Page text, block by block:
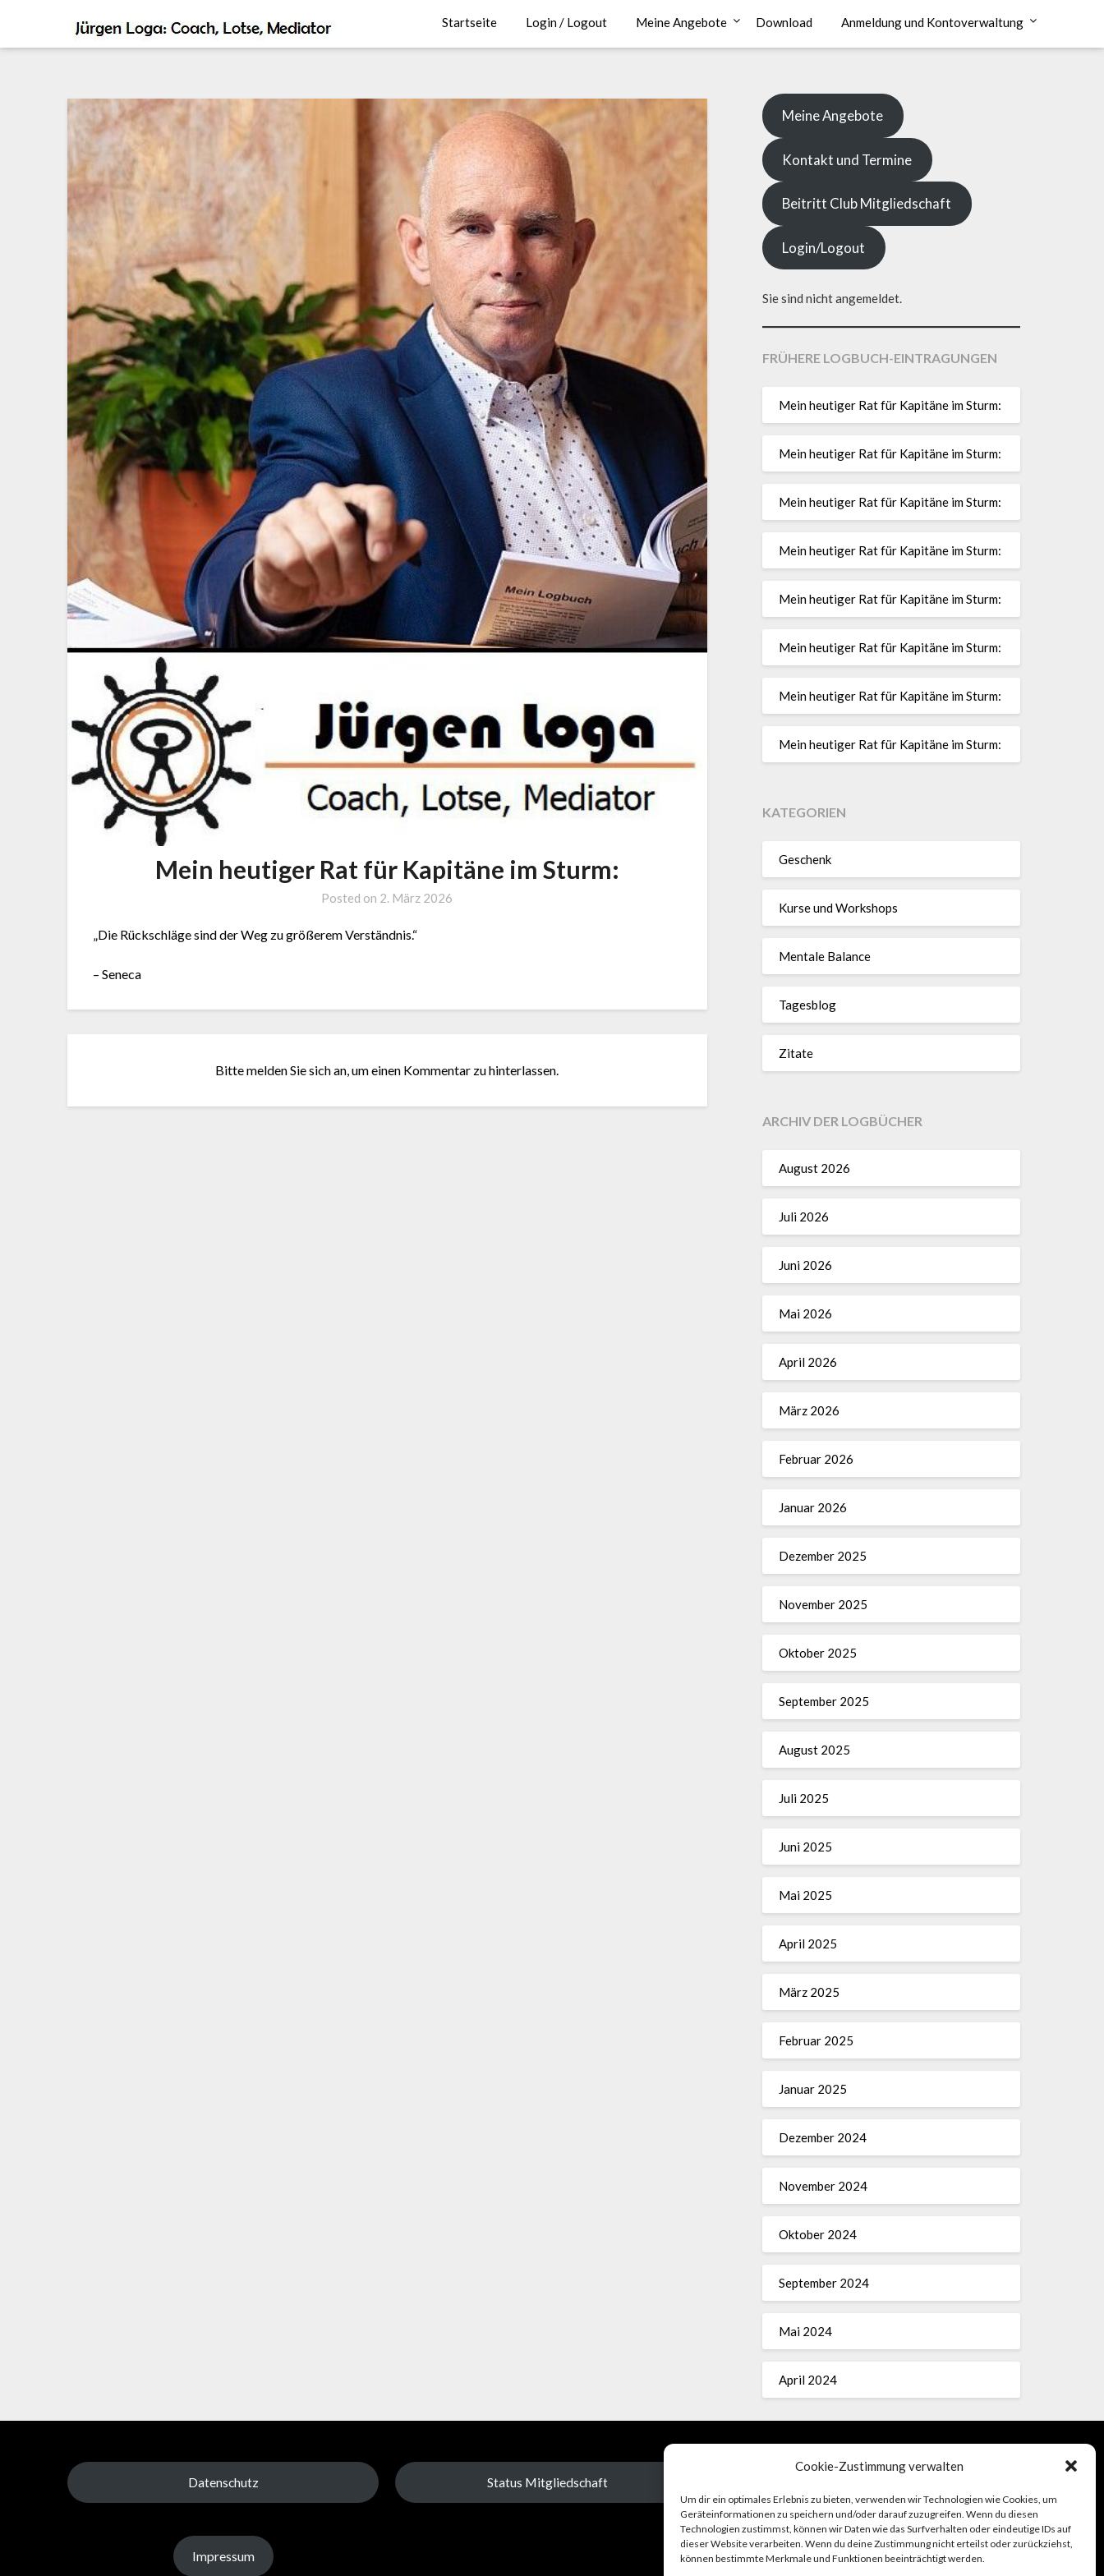
Cookie-Zustimmung verwalten
Um dir ein optimales Erlebnis zu bieten, verwenden wir Technologien wie Cookies, um
Geräteinformationen zu speichern und/oder darauf zuzugreifen. Wenn du diesen
Technologien zustimmst, können wir Daten wie das Surfverhalten oder eindeutige IDs auf
dieser Website verarbeiten. Wenn du deine Zustimmung nicht erteilst oder zurückziehst,
können bestimmte Merkmale und Funktionen beeinträchtigt werden.
Startseite Login / Logout Meine Angebote Download Anmeldung und Kontoverwaltung
Mein heutiger Rat für Kapitäne im Sturm:
Posted on 2. März 2026
„Die Rückschläge sind der Weg zu größerem Verständnis.“
– Seneca
Bitte melden Sie sich an, um einen Kommentar zu hinterlassen.
Meine Angebote
Kontakt und Termine
Beitritt Club Mitgliedschaft
Login/Logout
Sie sind nicht angemeldet.
FRÜHERE LOGBUCH-EINTRAGUNGEN
Mein heutiger Rat für Kapitäne im Sturm:
Mein heutiger Rat für Kapitäne im Sturm:
Mein heutiger Rat für Kapitäne im Sturm:
Mein heutiger Rat für Kapitäne im Sturm:
Mein heutiger Rat für Kapitäne im Sturm:
Mein heutiger Rat für Kapitäne im Sturm:
Mein heutiger Rat für Kapitäne im Sturm:
Mein heutiger Rat für Kapitäne im Sturm:
KATEGORIEN
Geschenk
Kurse und Workshops
Mentale Balance
Tagesblog
Zitate
ARCHIV DER LOGBÜCHER
August 2026
Juli 2026
Juni 2026
Mai 2026
April 2026
März 2026
Februar 2026
Januar 2026
Dezember 2025
November 2025
Oktober 2025
September 2025
August 2025
Juli 2025
Juni 2025
Mai 2025
April 2025
März 2025
Februar 2025
Januar 2025
Dezember 2024
November 2024
Oktober 2024
September 2024
Mai 2024
April 2024
Datenschutz
Impressum
Status Mitgliedschaft